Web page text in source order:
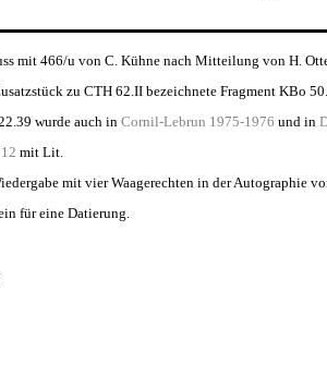
mit 466/u von C. Kühne nach Mitteilung von H.
zu CTH 62.II bezeichnete Fragment KBo
wurde auch inCornil-Lebrun 1975-1976 und in
mit Lit.
mit vier Waagerechten in der Autographie
für eine Datierung.